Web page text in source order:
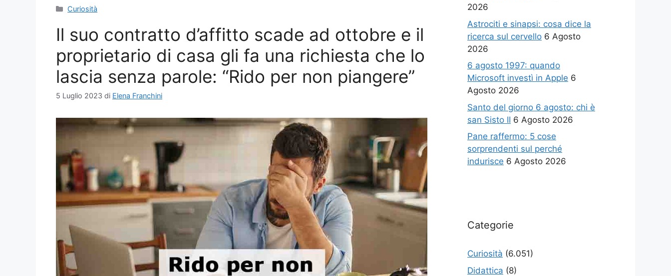
Categorie
Curiosità
Il suo contratto d’affitto scade ad ottobre e il
proprietario di casa gli fa una richiesta che lo
lascia senza parole: “Rido per non piangere”
5 Luglio 2023 di Elena Franchini
2026
Astrociti e sinapsi: cosa dice la
ricerca sul cervello 6 Agosto
2026
6 agosto 1997: quando
Microsoft investì in Apple 6
Agosto 2026
Santo del giorno 6 agosto: chi è
san Sisto II 6 Agosto 2026
Pane raffermo: 5 cose
sorprendenti sul perché
indurisce 6 Agosto 2026
Categorie
Curiosità (6.051)
Didattica (8)